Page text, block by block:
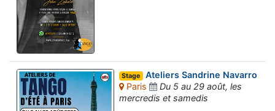
Stage Ateliers Sandrine Navarro
Paris
Du 5 au 29 août, les
mercredis et samedis